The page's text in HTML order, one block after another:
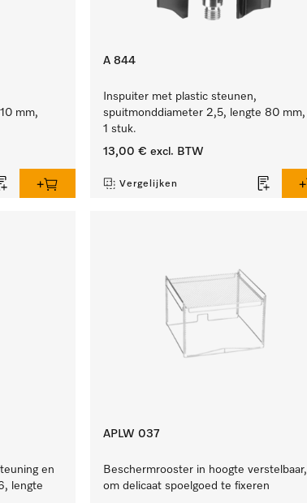
mm,
A 844
Inspuiter met plastic steunen,
spuitmonddiameter 2,5, lengte 80 mm,
1 stuk.
13,00 € excl. BTW
Vergelijken
en
lengte
APLW 037
Beschermrooster in hoogte verstelbaar,
om delicaat spoelgoed te fixeren